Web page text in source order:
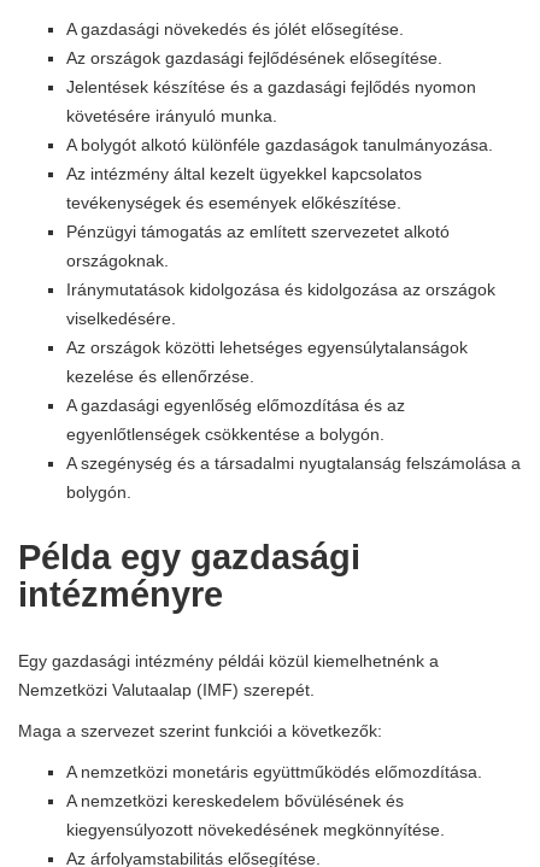
A gazdasági növekedés és jólét elősegítése.
Az országok gazdasági fejlődésének elősegítése.
Jelentések készítése és a gazdasági fejlődés nyomon
követésére irányuló munka.
A bolygót alkotó különféle gazdaságok tanulmányozása.
Az intézmény által kezelt ügyekkel kapcsolatos
tevékenységek és események előkészítése.
Pénzügyi támogatás az említett szervezetet alkotó
országoknak.
Iránymutatások kidolgozása és kidolgozása az országok
viselkedésére.
Az országok közötti lehetséges egyensúlytalanságok
kezelése és ellenőrzése.
A gazdasági egyenlőség előmozdítása és az
egyenlőtlenségek csökkentése a bolygón.
A szegénység és a társadalmi nyugtalanság felszámolása a
bolygón.
Példa egy gazdasági
intézményre
Egy gazdasági intézmény példái közül kiemelhetnénk a
Nemzetközi Valutaalap (IMF) szerepét.
Maga a szervezet szerint funkciói a következők:
A nemzetközi monetáris együttműködés előmozdítása.
A nemzetközi kereskedelem bővülésének és
kiegyensúlyozott növekedésének megkönnyítése.
Az árfolyamstabilitás elősegítése.